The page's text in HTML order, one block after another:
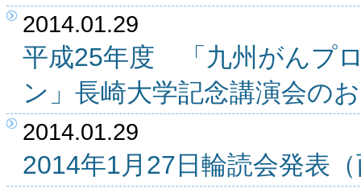
2014.01.29
平成25年度 「九州がんプ
ン」長崎大学記念講演会の
2014.01.29
2014年1月27日輪読会発表